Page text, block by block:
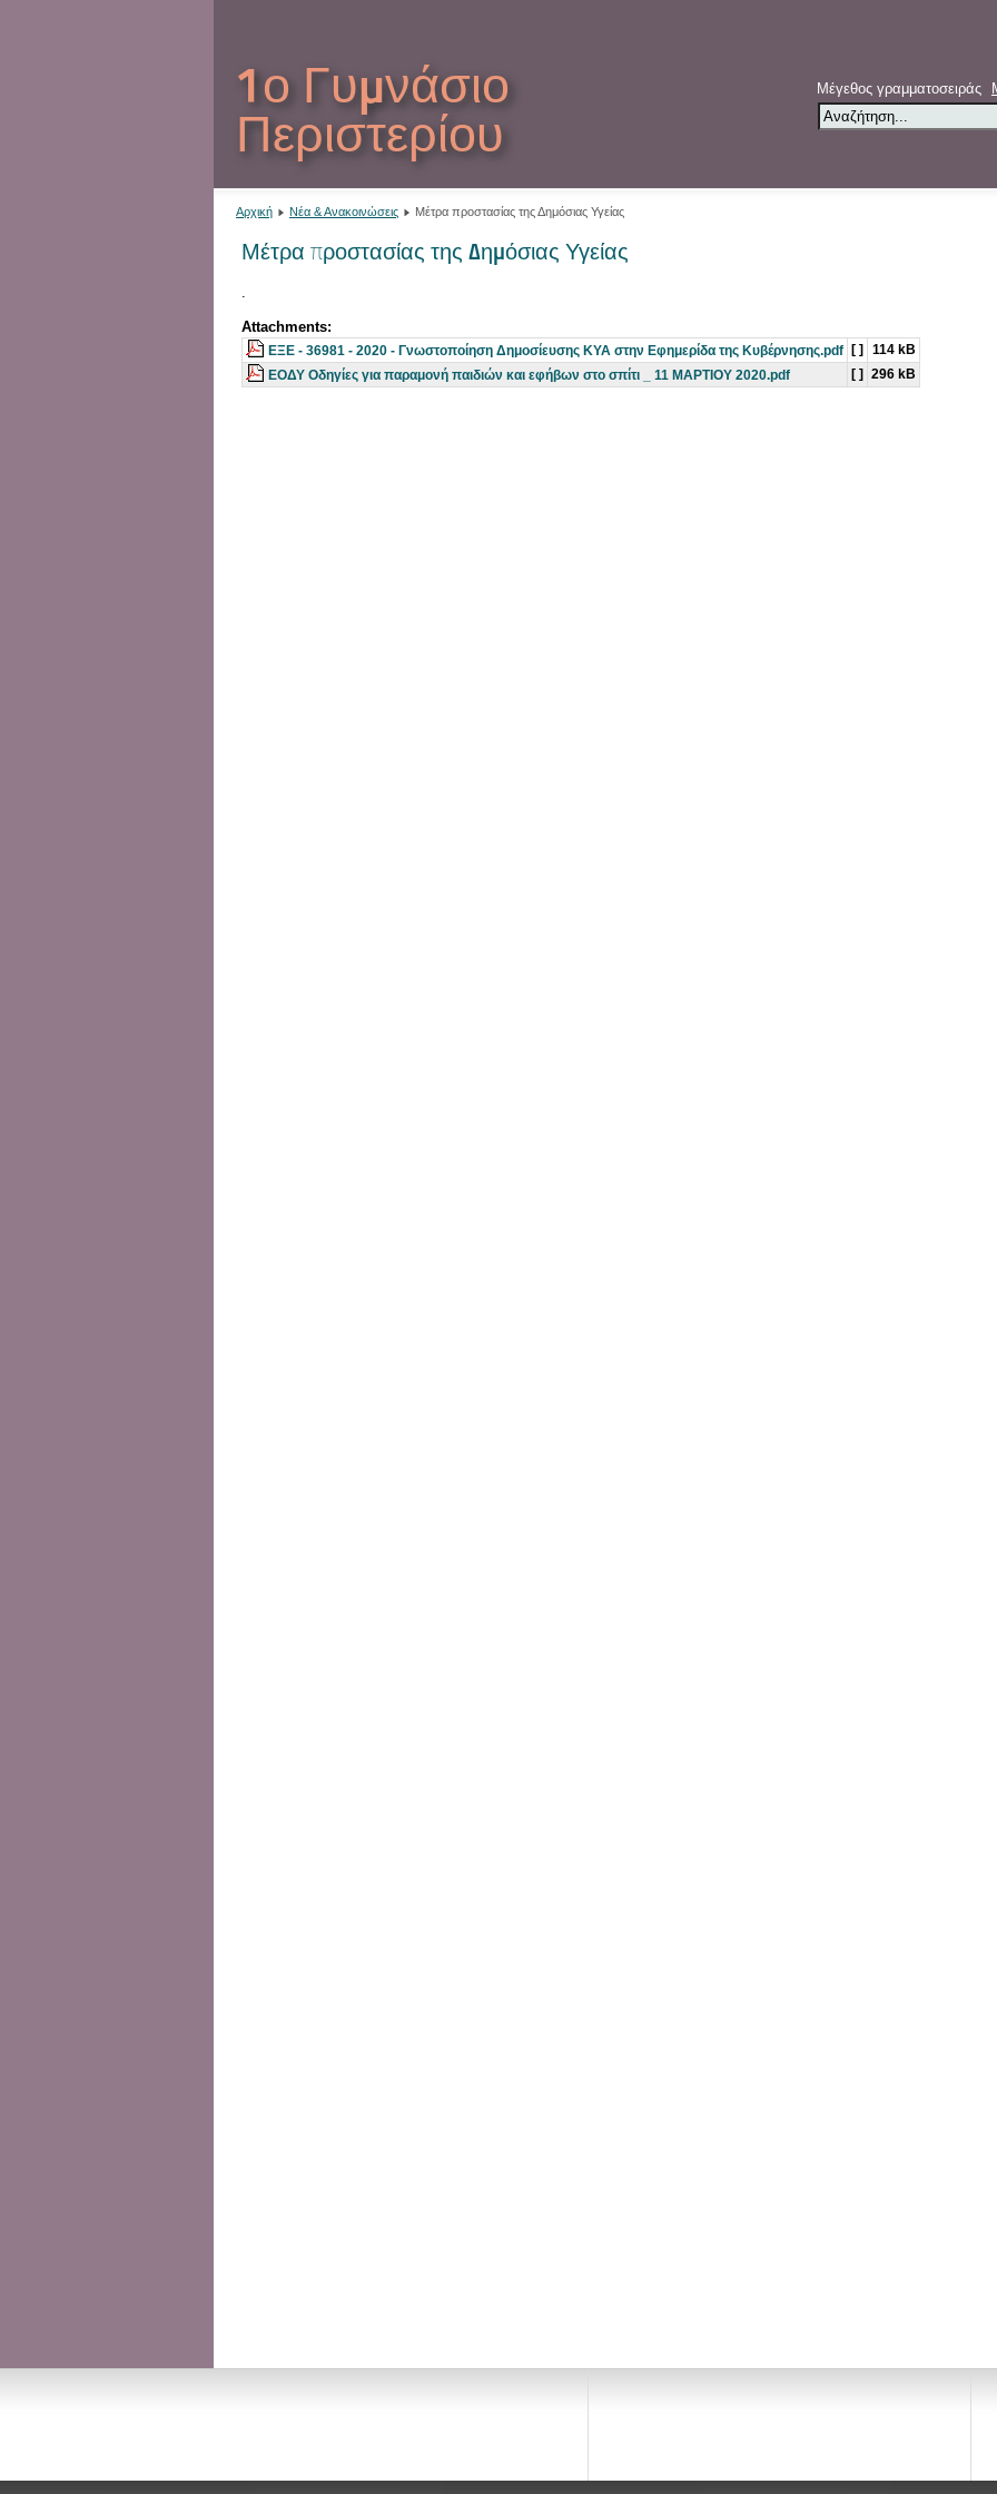
1ο Γυμνάσιο
Περιστερίου
Μέγεθος γραμματοσειράς
Αρχική Νέα & Ανακοινώσεις Μέτρα προστασίας της Δημόσιας Υγείας
Μέτρα προστασίας της Δημόσιας Υγείας
Attachments:
ΕΞΕ - 36981 - 2020 - Γνωστοποίηση Δημοσίευσης ΚΥΑ στην Εφημερίδα της Κυβέρνησης.pdf [ ]
114 kB
ΕΟΔΥ Οδηγίες για παραμονή παιδιών και εφήβων στο σπίτι _ 11 ΜΑΡΤΙΟΥ 2020.pdf
[ ] 296 kB